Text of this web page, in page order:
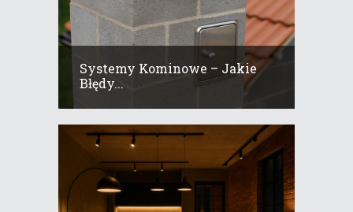
Systemy Kominowe – Jakie
Błędy...